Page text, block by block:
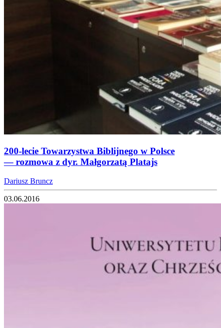
200-lecie Towarzystwa Biblijnego w Polsce
— rozmowa z dyr. Małgorzatą Platajs
Dariusz Bruncz
03.06.2016